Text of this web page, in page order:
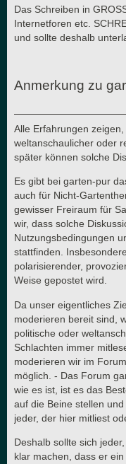
Das Schreiben in
Internetforen etc.
und sollte deshalb
Anmerkung zu
Alle Erfahrungen
weltanschaulicher oder
später können solche
Es gibt bei garten-pur
auch für Nicht-
gewisser Freiraum für
wir, dass solche
Nutzungsbedingungen
stattfinden.
polarisierender,
Weise gepostet wird.
Da unser eigentliches
moderieren bereit sind,
politische oder
Schlachten immer
moderieren wir im
möglich. - Das Forum
wie es ist, ist es das
auf die Beine stellen
jeder, der hier mitliest
Deshalb sollte sich
klar machen, dass er